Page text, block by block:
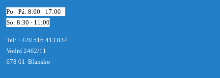
Po - Pá: 8:00 - 17:00
So: 8:30 - 11:00
Tel: +420 516 413 034‬
Vodní 2462/11
678 01 Blansko